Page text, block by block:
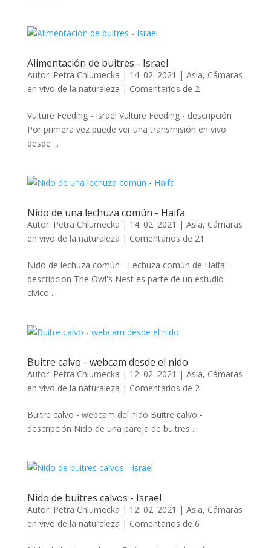
Alimentación de buitres - Israel
Autor: Petra Chlumecka | 14. 02. 2021 | Asia, Cámaras
en vivo de la naturaleza | Comentarios de 2
Vulture Feeding - Israel Vulture Feeding - descripción
Por primera vez puede ver una transmisión en vivo
desde ...
Nido de una lechuza común - Haifa
Autor: Petra Chlumecka | 14. 02. 2021 | Asia, Cámaras
en vivo de la naturaleza | Comentarios de 21
Nido de lechuza común - Lechuza común de Haifa -
descripción The Owl's Nest es parte de un estudio
cívico ...
Buitre calvo - webcam desde el nido
Autor: Petra Chlumecka | 12. 02. 2021 | Asia, Cámaras
en vivo de la naturaleza | Comentarios de 2
Buitre calvo - webcam del nido Buitre calvo -
descripción Nido de una pareja de buitres ...
Nido de buitres calvos - Israel
Autor: Petra Chlumecka | 12. 02. 2021 | Asia, Cámaras
en vivo de la naturaleza | Comentarios de 6